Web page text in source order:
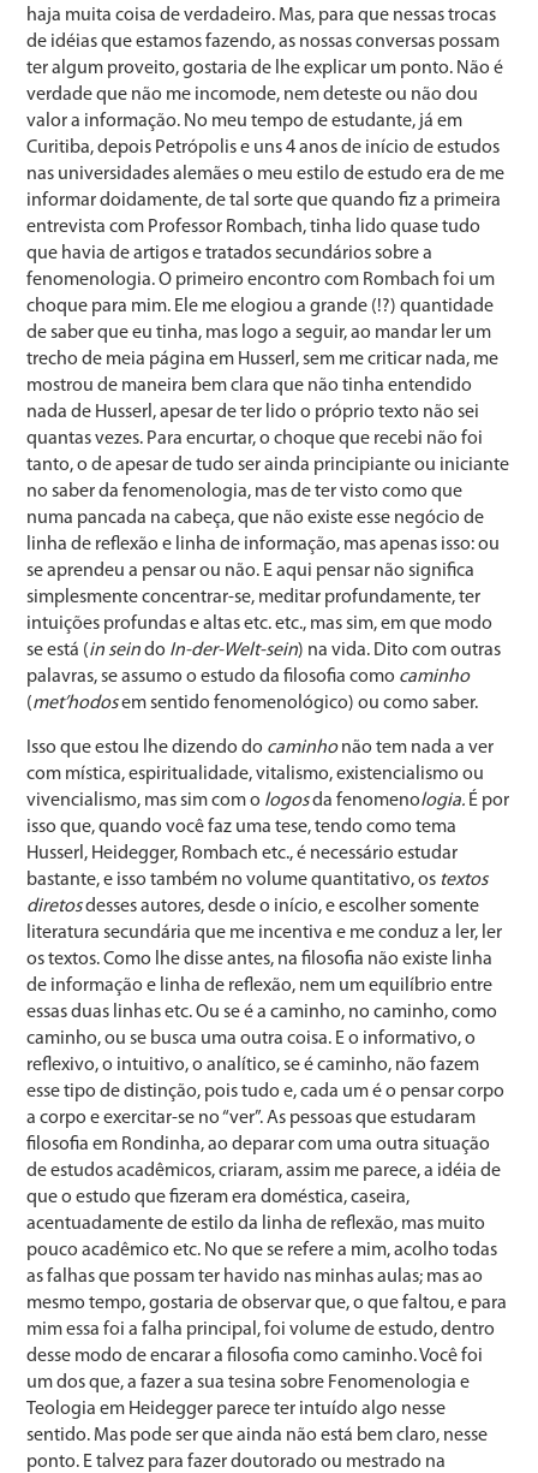
haja muita coisa de verdadeiro. Mas, para que nessas trocas
de idéias que estamos fazendo, as nossas conversas possam
ter algum proveito, gostaria de lhe explicar um ponto. Não é
verdade que não me incomode, nem deteste ou não dou
valor a informação. No meu tempo de estudante, já em
Curitiba, depois Petrópolis e uns 4 anos de início de estudos
nas universidades alemães o meu estilo de estudo era de me
informar doidamente, de tal sorte que quando fiz a primeira
entrevista com Professor Rombach, tinha lido quase tudo
que havia de artigos e tratados secundários sobre a
fenomenologia. O primeiro encontro com Rombach foi um
choque para mim. Ele me elogiou a grande (!?) quantidade
de saber que eu tinha, mas logo a seguir, ao mandar ler um
trecho de meia página em Husserl, sem me criticar nada, me
mostrou de maneira bem clara que não tinha entendido
nada de Husserl, apesar de ter lido o próprio texto não sei
quantas vezes. Para encurtar, o choque que recebi não foi
tanto, o de apesar de tudo ser ainda principiante ou iniciante
no saber da fenomenologia, mas de ter visto como que
numa pancada na cabeça, que não existe esse negócio de
linha de reflexão e linha de informação, mas apenas isso: ou
se aprendeu a pensar ou não. E aqui pensar não significa
simplesmente concentrar-se, meditar profundamente, ter
intuições profundas e altas etc. etc., mas sim, em que modo
se está (in seindo In-der-Welt-sein) na vida. Dito com outras
palavras, se assumo o estudo da filosofia como caminho
(met’hodosem sentido fenomenológico) ou como saber.
Isso que estou lhe dizendo do caminhonão tem nada a ver
com mística, espiritualidade, vitalismo, existencialismo ou
vivencialismo, mas sim com o logosda fenomenologia. É por
isso que, quando você faz uma tese, tendo como tema
Husserl, Heidegger, Rombach etc., é necessário estudar
bastante, e isso também no volume quantitativo, os textos
diretosdesses autores, desde o início, e escolher somente
literatura secundária que me incentiva e me conduz a ler, ler
os textos. Como lhe disse antes, na filosofia não existe linha
de informação e linha de reflexão, nem um equilíbrio entre
essas duas linhas etc. Ou se é a caminho, no caminho, como
caminho, ou se busca uma outra coisa. E o informativo, o
reflexivo, o intuitivo, o analítico, se é caminho, não fazem
esse tipo de distinção, pois tudo e, cada um é o pensar corpo
a corpo e exercitar-se no “ver”. As pessoas que estudaram
filosofia em Rondinha, ao deparar com uma outra situação
de estudos acadêmicos, criaram, assim me parece, a idéia de
que o estudo que fizeram era doméstica, caseira,
acentuadamente de estilo da linha de reflexão, mas muito
pouco acadêmico etc. No que se refere a mim, acolho todas
as falhas que possam ter havido nas minhas aulas; mas ao
mesmo tempo, gostaria de observar que, o que faltou, e para
mim essa foi a falha principal, foi volume de estudo, dentro
desse modo de encarar a filosofia como caminho. Você foi
um dos que, a fazer a sua tesina sobre Fenomenologia e
Teologia em Heidegger parece ter intuído algo nesse
sentido. Mas pode ser que ainda não está bem claro, nesse
ponto. E talvez para fazer doutorado ou mestrado na